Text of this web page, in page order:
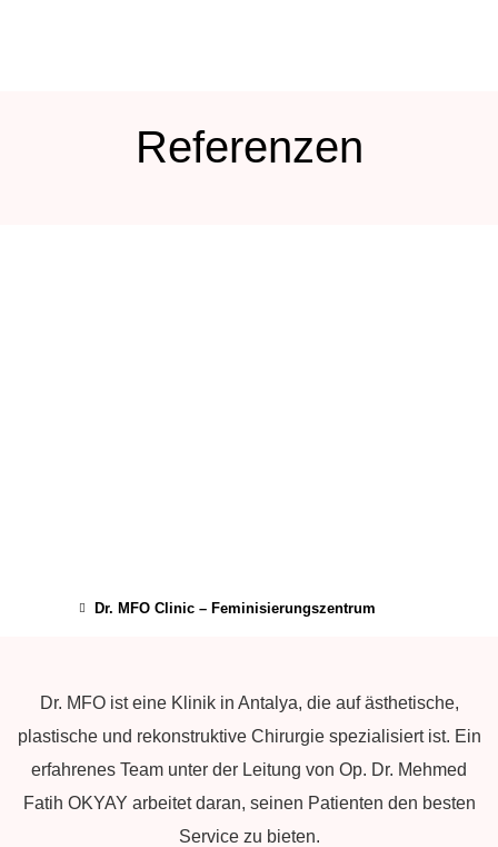
Referenzen
Dr. MFO Clinic – Feminisierungszentrum
Dr. MFO ist eine Klinik in Antalya, die auf ästhetische,
plastische und rekonstruktive Chirurgie spezialisiert ist. Ein
erfahrenes Team unter der Leitung von Op. Dr. Mehmed
Fatih OKYAY arbeitet daran, seinen Patienten den besten
Service zu bieten.